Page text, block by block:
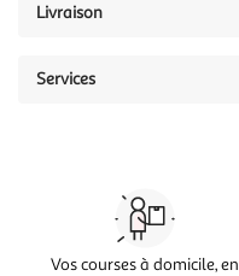
Livraison
Services
Vos courses à domicile, en